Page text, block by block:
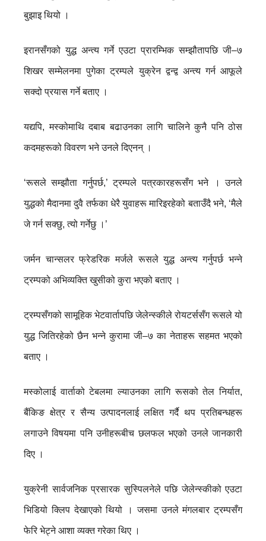
बुझाइ थियो ।
इरानसँगको युद्ध अन्त्य गर्ने एउटा प्रारम्भिक सम्झौतापछि जी–७
शिखर सम्मेलनमा पुगेका ट्रम्पले युक्रेन द्वन्द्व अन्त्य गर्न आफूले
सक्दो प्रयास गर्ने बताए ।
यद्यपि, मस्कोमाथि दबाब बढाउनका लागि चालिने कुनै पनि ठोस
कदमहरूको विवरण भने उनले दिएनन् ।
‘रूसले सम्झौता गर्नुपर्छ,’ ट्रम्पले पत्रकारहरूसँग भने । उनले
युद्धको मैदानमा दुवै तर्फका धेरै युवाहरू मारिइरहेको बताउँदै भने, ‘मैले
जे गर्न सक्छु, त्यो गर्नेछु ।’
जर्मन चान्सलर फ्रेडरिक मर्जले रूसले युद्ध अन्त्य गर्नुपर्छ भन्ने
ट्रम्पको अभिव्यक्ति खुसीको कुरा भएको बताए ।
ट्रम्पसँगको सामूहिक भेटवार्तापछि जेलेन्स्कीले रोयटर्ससँग रूसले यो
युद्ध जितिरहेको छैन भन्ने कुरामा जी–७ का नेताहरू सहमत भएको
बताए ।
मस्कोलाई वार्ताको टेबलमा ल्याउनका लागि रूसको तेल निर्यात,
बैंकिङ क्षेत्र र सैन्य उत्पादनलाई लक्षित गर्दै थप प्रतिबन्धहरू
लगाउने विषयमा पनि उनीहरूबीच छलफल भएको उनले जानकारी
दिए ।
युक्रेनी सार्वजनिक प्रसारक सुस्पिलनेले पछि जेलेन्स्कीको एउटा
भिडियो क्लिप देखाएको थियो । जसमा उनले मंगलबार ट्रम्पसँग
फेरि भेट्ने आशा व्यक्त गरेका थिए ।